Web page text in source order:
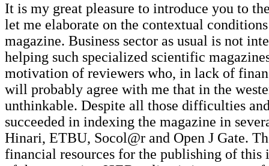
It is my great pleasure to introduce you to
let me elaborate on the contextual
magazine. Business sector as usual is not
helping such specialized scientific
motivation of reviewers who, in lack of
will probably agree with me that in the
unthinkable. Despite all those difficulties
succeeded in indexing the magazine in
Hinari, ETBU, Socol@r and Open J Gate.
financial resources for the publishing of this